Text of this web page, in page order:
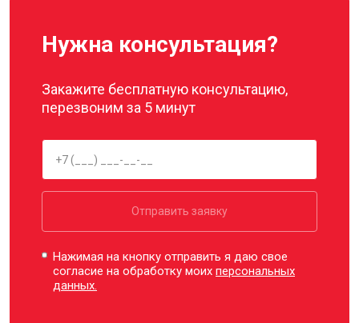
Нужна консультация?
Закажите бесплатную консультацию,
перезвоним за 5 минут
Отправить заявку
Нажимая на кнопку отправить я даю свое
согласие на обработку моихперсональных
данных.